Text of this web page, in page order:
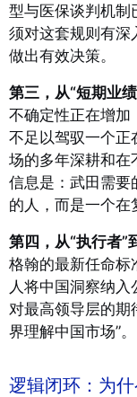
型与医保谈判机
须对这套规则有深
做出有效决策。
第三，从“短期业
不确定性正在增加
不足以驾驭一个正
场的多年深耕和在
信息是：武田需要
的人，而是一个在
第四，从“执行者”
格翰的最新任命标
人将中国洞察纳
对最高领导层的期
界理解中国市场”。
逻辑闭环：为